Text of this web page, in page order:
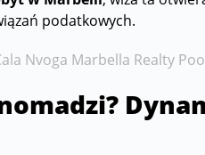
podatkowych.